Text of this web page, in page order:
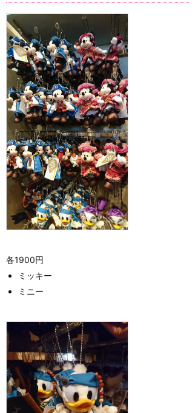
各1900円
ミッキー
ミニー